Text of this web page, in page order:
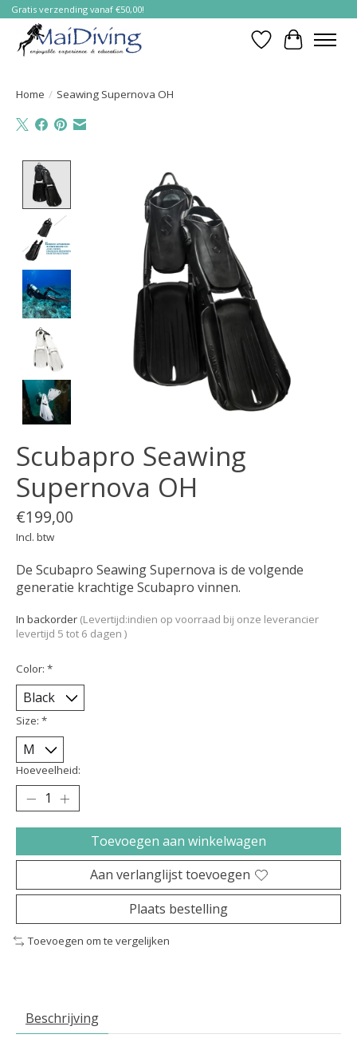
Gratis verzending vanaf €50,00!
Verlanglijst
Home / Seawing Supernova OH
Product image slideshow Items
Scubapro Seawing
Supernova OH
€199,00
Incl. btw
De Scubapro Seawing Supernova is de volgende
generatie krachtige Scubapro vinnen.
In backorder (Levertijd:indien op voorraad bij onze leverancier
levertijd 5 tot 6 dagen )
Color: *
Size: *
Hoeveelheid:
Toevoegen aan winkelwagen
Aan verlanglijst toevoegen
Plaats bestelling
Toevoegen om te vergelijken
Beschrijving